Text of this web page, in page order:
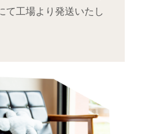
て工場より発送いたし